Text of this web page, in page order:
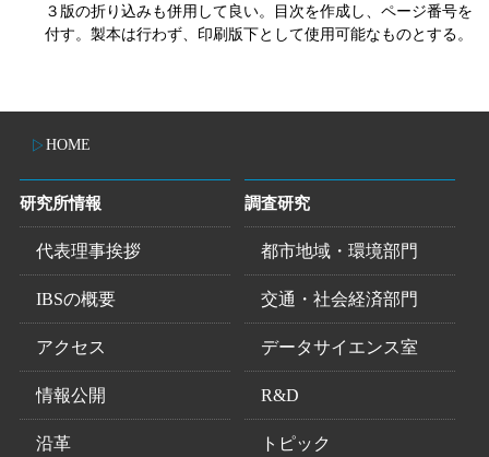
３版の折り込みも併用して良い。目次を作成し、ページ番号を
付す。製本は行わず、印刷版下として使用可能なものとする。
HOME
研究所情報
代表理事挨拶
IBSの概要
アクセス
情報公開
沿革
調査研究
都市地域・環境部門
交通・社会経済部門
データサイエンス室
R&D
トピック